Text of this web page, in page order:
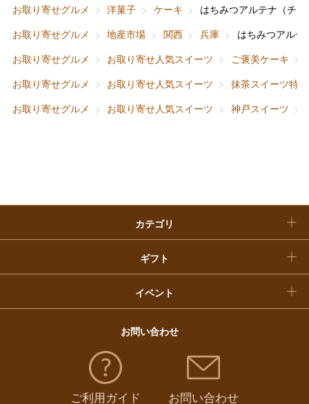
お取り寄せグルメ
洋菓子 ケーキ
はちみつアルテナ（チ
お取り寄せグルメ
地産市場 関西 兵庫
はちみつアル
お取り寄せグルメ
お取り寄せ人気スイーツ ご褒美ケーキ
お取り寄せグルメ
お取り寄せ人気スイーツ
抹茶スイーツ特集
お取り寄せグルメ
お取り寄せ人気スイーツ 神戸スイーツ
カテゴリ
ファッション
ホーム＆インテリア
ベビー＆キッズ
ギフト
出産内祝い
結婚内祝い
お香典返し
快気祝い
イベント
父の日
お中元
敬老の日
福袋
お問い合わせ
ご利用ガイド お問い合わせ